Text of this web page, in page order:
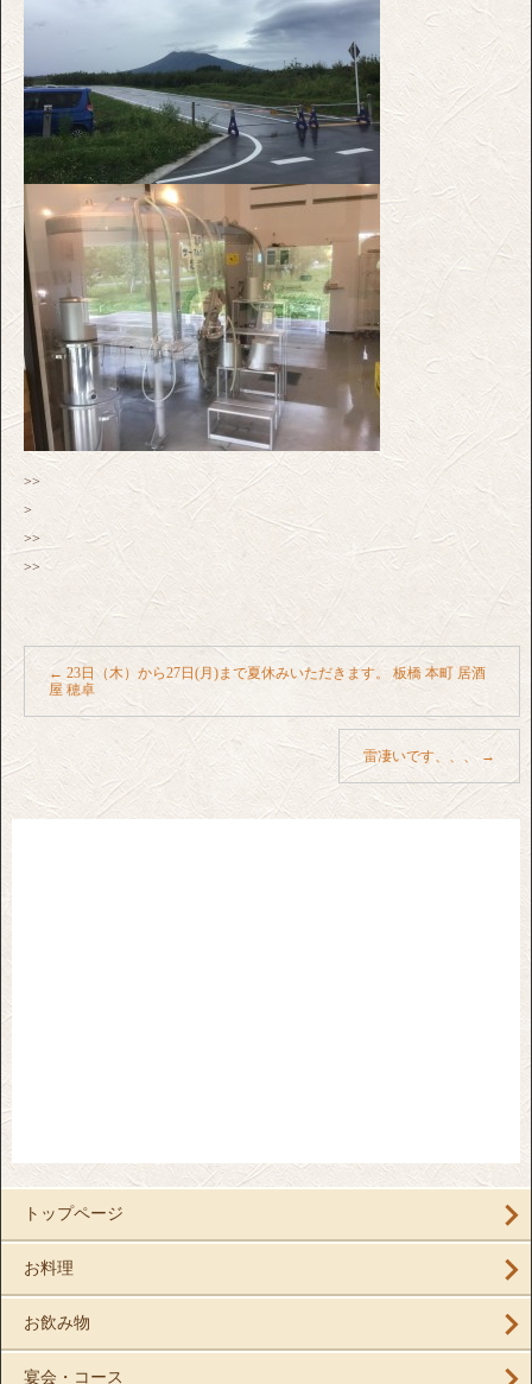
>>
>
>>
>>
← 23日（木）から27日(月)まで夏休みいただきます。 板橋 本町 居酒
屋 穂卓
雷凄いです、、、 →
トップページ
お料理
お飲み物
宴会・コース